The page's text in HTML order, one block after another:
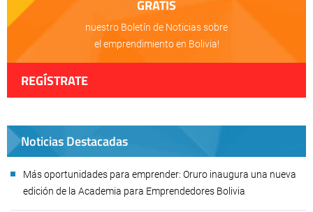
GRATIS
nuestro Boletín de Noticias sobre
el emprendimiento en Bolivia!
REGÍSTRATE
Noticias Destacadas
Más oportunidades para emprender: Oruro inaugura una nueva
edición de la Academia para Emprendedores Bolivia